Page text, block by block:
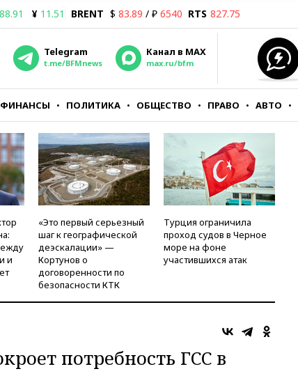
88.91 ¥ 11.51 BRENT $ 83.89 / ₽ 6540 RTS 827.75
Telegram
t.me/BFMnews
Канал в MAX
max.ru/bfm
ФИНАНСЫ ПОЛИТИКА ОБЩЕСТВО ПРАВО АВТО
и
«Это первый серьезный
шаг к географической
деэскалации» —
Кортунов о
договоренности по
безопасности КТК
Турция ограничила
проход судов в Черное
море на фоне
участившихся атак
потребность ГСС в